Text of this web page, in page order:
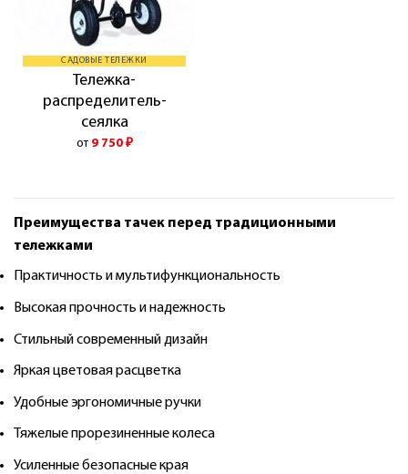
САДОВЫЕ ТЕЛЕЖКИ
Тележка-
распределитель-
сеялка
от 9 750 ₽
Преимущества тачек перед традиционными
тележками
Практичность и мультифункциональность
Высокая прочность и надежность
Стильный современный дизайн
Яркая цветовая расцветка
Удобные эргономичные ручки
Тяжелые прорезиненные колеса
Усиленные безопасные края